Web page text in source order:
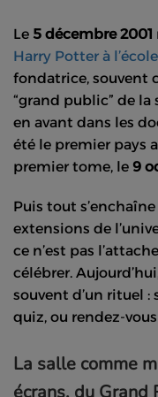
Le 5 décembre 2001
Harry Potter à
fondatrice, souvent
“grand public” de la
en avant dans les
été le premier pays
premier tome, le 9
Puis tout
extensions de
ce n’est pas
célébrer.
souvent d’un rituel :
quiz, ou rendez-
La salle comme